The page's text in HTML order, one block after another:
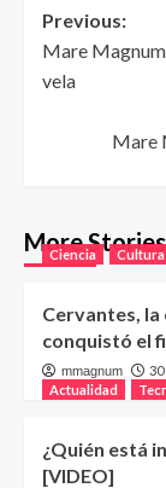
Post
Previous:
Mare
vela
Mare
More Stories
Ciencia Cultura
Cervantes,
conquistó el
mmagnum
Actualidad
¿Quién está
[VIDEO]